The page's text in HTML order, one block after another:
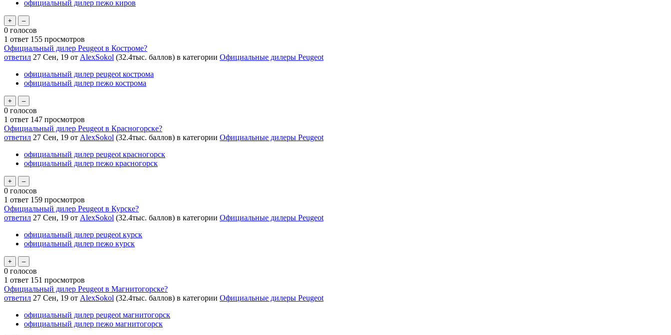
официальный дилер пежо киров
0 голосов
1 ответ 155 просмотров
Официальный дилер Peugeot в Костроме?
ответил 27 Сен, 19 от AlexSokol (32.4тыс. баллов) в категории Официальные дилеры Peugeot
официальный дилер peugeot кострома
официальный дилер пежо кострома
0 голосов
1 ответ 147 просмотров
Официальный дилер Peugeot в Красногорске?
ответил 27 Сен, 19 от AlexSokol (32.4тыс. баллов) в категории Официальные дилеры Peugeot
официальный дилер peugeot красногорск
официальный дилер пежо красногорск
0 голосов
1 ответ 159 просмотров
Официальный дилер Peugeot в Курске?
ответил 27 Сен, 19 от AlexSokol (32.4тыс. баллов) в категории Официальные дилеры Peugeot
официальный дилер peugeot курск
официальный дилер пежо курск
0 голосов
1 ответ 151 просмотров
Официальный дилер Peugeot в Магнитогорске?
ответил 27 Сен, 19 от AlexSokol (32.4тыс. баллов) в категории Официальные дилеры Peugeot
официальный дилер peugeot магнитогорск
официальный дилер пежо магнитогорск